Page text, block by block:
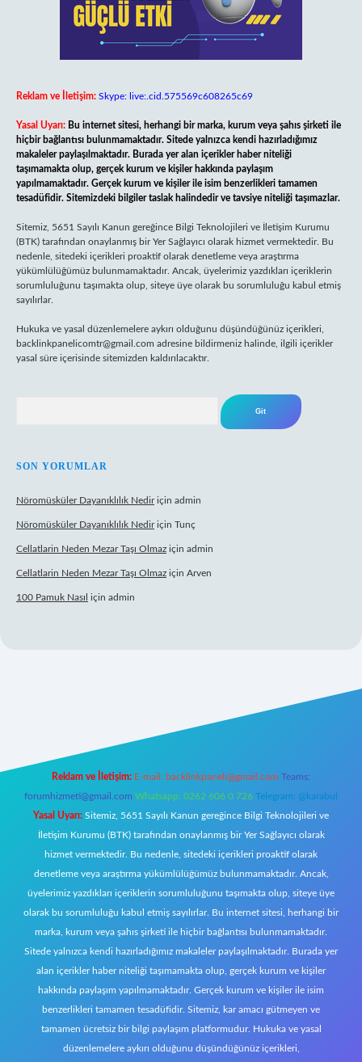
Reklam ve İletişim: Skype: live:.cid.575569c608265c69
Yasal Uyarı: Bu internet sitesi, herhangi bir marka, kurum veya şahıs şirketi ile
hiçbir bağlantısı bulunmamaktadır. Sitede yalnızca kendi hazırladığımız
makaleler paylaşılmaktadır. Burada yer alan içerikler haber niteliği
taşımamakta olup, gerçek kurum ve kişiler hakkında paylaşım
yapılmamaktadır. Gerçek kurum ve kişiler ile isim benzerlikleri tamamen
tesadüfidir. Sitemizdeki bilgiler taslak halindedir ve tavsiye niteliği taşımazlar.
Sitemiz, 5651 Sayılı Kanun gereğince Bilgi Teknolojileri ve İletişim Kurumu
(BTK) tarafından onaylanmış bir Yer Sağlayıcı olarak hizmet vermektedir. Bu
nedenle, sitedeki içerikleri proaktif olarak denetleme veya araştırma
yükümlülüğümüz bulunmamaktadır. Ancak, üyelerimiz yazdıkları içeriklerin
sorumluluğunu taşımakta olup, siteye üye olarak bu sorumluluğu kabul etmiş
sayılırlar.
Hukuka ve yasal düzenlemelere aykırı olduğunu düşündüğünüz içerikleri,
backlinkpanelicomtr@gmail.com adresine bildirmeniz halinde, ilgili içerikler
yasal süre içerisinde sitemizden kaldırılacaktır.
SON YORUMLAR
Nöromüsküler Dayanıklılık Nediriçin admin
Nöromüsküler Dayanıklılık Nediriçin Tunç
Cellatlarin Neden Mezar Taşı Olmaz için admin
Cellatlarin Neden Mezar Taşı Olmaz için Arven
100 Pamuk Nasıl için admin
Reklam ve İletişim: E-mail: backlinkpaneli@gmail.com Teams:
forumhizmeti@gmail.com Whatsapp: 0262 606 0 726 Telegram: @karabul
Yasal Uyarı: Sitemiz, 5651 Sayılı Kanun gereğince Bilgi Teknolojileri ve
İletişim Kurumu (BTK) tarafından onaylanmış bir Yer Sağlayıcı olarak
hizmet vermektedir. Bu nedenle, sitedeki içerikleri proaktif olarak
denetleme veya araştırma yükümlülüğümüz bulunmamaktadır. Ancak,
üyelerimiz yazdıkları içeriklerin sorumluluğunu taşımakta olup, siteye üye
olarak bu sorumluluğu kabul etmiş sayılırlar. Bu internet sitesi, herhangi bir
marka, kurum veya şahıs şirketi ile hiçbir bağlantısı bulunmamaktadır.
Sitede yalnızca kendi hazırladığımız makaleler paylaşılmaktadır. Burada yer
alan içerikler haber niteliği taşımamakta olup, gerçek kurum ve kişiler
hakkında paylaşım yapılmamaktadır. Gerçek kurum ve kişiler ile isim
benzerlikleri tamamen tesadüfidir. Sitemiz, kar amacı gütmeyen ve
tamamen ücretsiz bir bilgi paylaşım platformudur. Hukuka ve yasal
düzenlemelere aykırı olduğunu düşündüğünüz içerikleri,